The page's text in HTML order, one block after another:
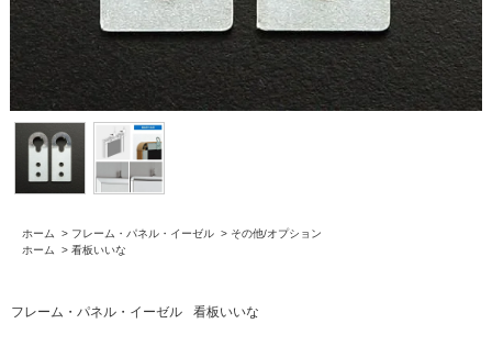
ホーム > フレーム・パネル・イーゼル > その他/オプション
ホーム
> 看板いいな
フレーム・パネル・イーゼル 看板いいな